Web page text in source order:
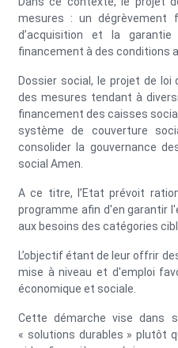
mesures : un dégrèvement
d’acquisition et la
financement à des conditions
Dossier social, le projet de
des mesures tendant à
financement des caisses
système de couverture
consolider la gouvernance
social Amen.
A ce titre, l’Etat prévoit
programme afin d'en garantir
aux besoins des catégories
L’objectif étant de leur offrir
mise à niveau et d'emploi
économique et sociale.
Cette démarche vise dans
« solutions durables » plutôt